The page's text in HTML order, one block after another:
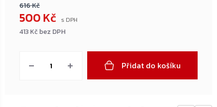
616 Kč
500 Kč
413 Kč bez DPH
Přidat do košíku